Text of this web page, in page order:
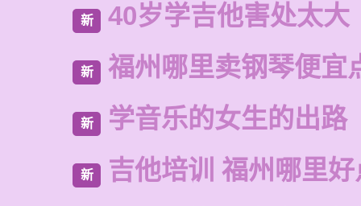
新 40岁学吉他害处太大
新 福州哪里卖钢琴便宜
新 学音乐的女生的出路
新 吉他培训 福州哪里好